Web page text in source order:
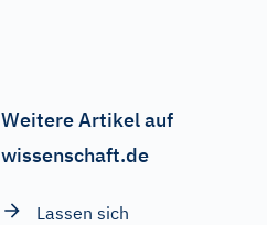
Weitere Artikel auf
wissenschaft.de
Lassen sich